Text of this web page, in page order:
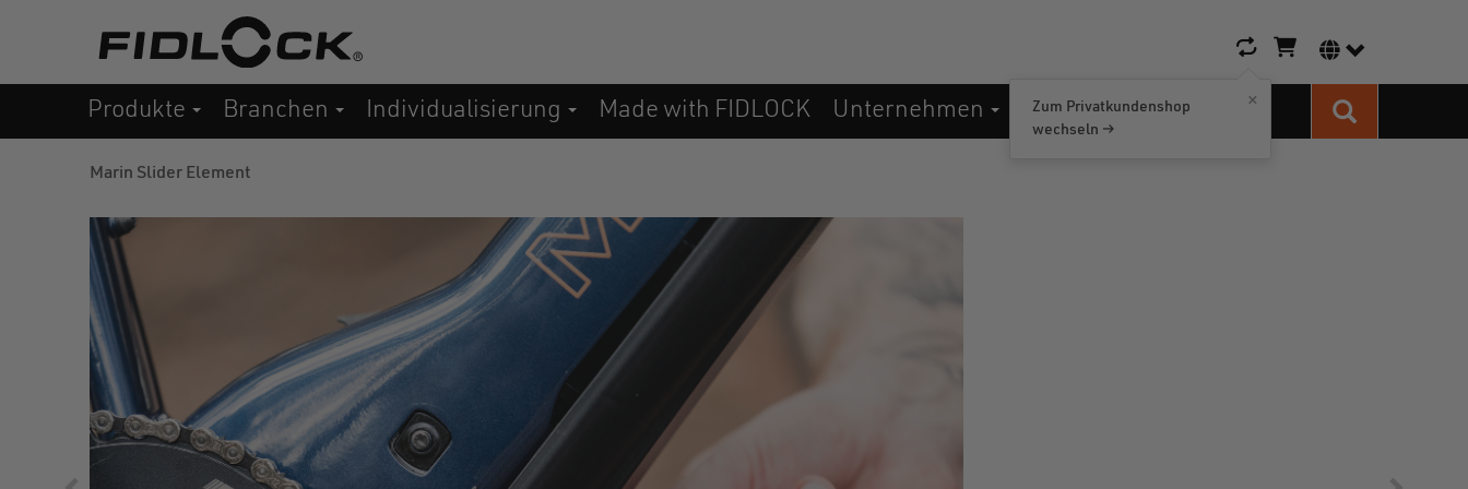
×
Zum Privatkundenshop
wechseln →
Warenkorb-Icon
Produkte Branchen Individualisierung Made with FIDLOCK Unternehmen Kontakt Suche
Marin Slider Element